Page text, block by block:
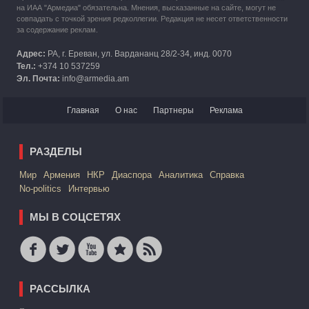
на ИАА "Армедиа" обязательна. Мнения, высказанные на сайте, могут не
совпадать с точкой зрения редколлегии. Редакция не несет ответственности
за содержание реклам.
Адрес: РА, г. Ереван, ул. Вардананц 28/2-34, инд. 0070
Тел.: +374 10 537259
Эл. Почта: info@armedia.am
Главная О нас Партнеры Реклама
РАЗДЕЛЫ
Mир Армения НКР Диаспора Аналитика
Справка
No-politics
Интервью
МЫ В СОЦСЕТЯХ
РАССЫЛКА